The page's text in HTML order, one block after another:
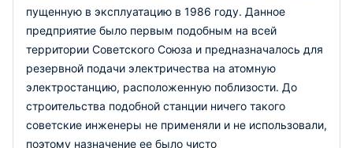
пущенную в эксплуатацию в 1986 году. Данное
предприятие было первым подобным на всей
территории Советского Союза и предназначалось для
резервной подачи электричества на атомную
электростанцию, расположенную поблизости. До
строительства подобной станции ничего такого
советские инженеры не применяли и не использовали,
поэтому назначение ее было чисто